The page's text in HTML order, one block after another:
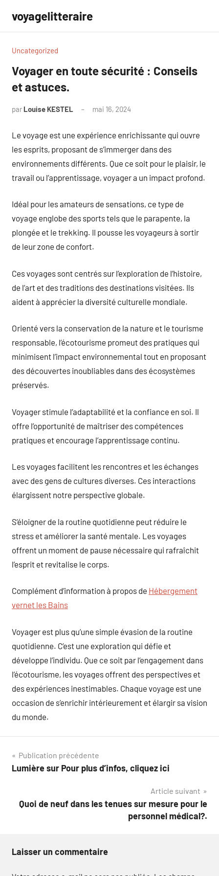
contenu
voyagelitteraire
Uncategorized
Voyager en toute sécurité : Conseils
et astuces.
par Louise KESTEL mai 16, 2024
Le voyage est une expérience enrichissante qui ouvre
les esprits, proposant de s’immerger dans des
environnements différents. Que ce soit pour le plaisir, le
travail ou l’apprentissage, voyager a un impact profond.
Idéal pour les amateurs de sensations, ce type de
voyage englobe des sports tels que le parapente, la
plongée et le trekking. Il pousse les voyageurs à sortir
de leur zone de confort.
Ces voyages sont centrés sur l’exploration de l’histoire,
de l’art et des traditions des destinations visitées. Ils
aident à apprécier la diversité culturelle mondiale.
Orienté vers la conservation de la nature et le tourisme
responsable, l’écotourisme promeut des pratiques qui
minimisent l’impact environnemental tout en proposant
des découvertes inoubliables dans des écosystèmes
préservés.
Voyager stimule l’adaptabilité et la confiance en soi. Il
offre l’opportunité de maîtriser des compétences
pratiques et encourage l’apprentissage continu.
Les voyages facilitent les rencontres et les échanges
avec des gens de cultures diverses. Ces interactions
élargissent notre perspective globale.
S’éloigner de la routine quotidienne peut réduire le
stress et améliorer la santé mentale. Les voyages
offrent un moment de pause nécessaire qui rafraîchit
l’esprit et revitalise le corps.
Complément d’information à propos de Hébergement
vernet les Bains
Voyager est plus qu’une simple évasion de la routine
quotidienne. C’est une exploration qui défie et
développe l’individu. Que ce soit par l’engagement dans
l’écotourisme, les voyages offrent des perspectives et
des expériences inestimables. Chaque voyage est une
occasion de s’enrichir intérieurement et élargir sa vision
du monde.
Navigation
de
Publication précédente
Lumière sur Pour plus d’infos, cliquez ici
Article suivant
Quoi de neuf dans les tenues sur mesure pour le
personnel médical?.
Laisser un commentaire